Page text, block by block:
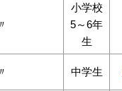
〃
小学校
5～6年
生
〃 中学生